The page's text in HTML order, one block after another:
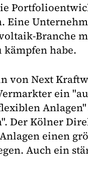
Eine
Branche
habe.
von Next
ein
Der Kölner
einen
Auch ein